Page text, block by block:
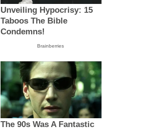
Unveiling Hypocrisy: 15
Taboos The Bible
Condemns!
Brainberries
The 90s Was A Fantastic